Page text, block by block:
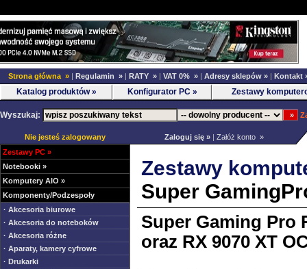
Strona główna » | Regulamin » | RATY » | VAT 0% » | Adresy sklepów » | Kontakt
Katalog produktów » Konfigurator PC » Zestawy
Wyszukaj:
Nie jesteś zalogowany Zaloguj się » | Załóż konto »
Zestawy PC »
Notebooki »
Komputery AIO »
Komponenty/Podzespoły
· Akcesoria biurowe
· Akcesoria do noteboków
· Akcesoria różne
· Aparaty, kamery cyfrowe
· Drukarki
Zestawy
Super
Super Gaming Pro
oraz RX 9070 XT